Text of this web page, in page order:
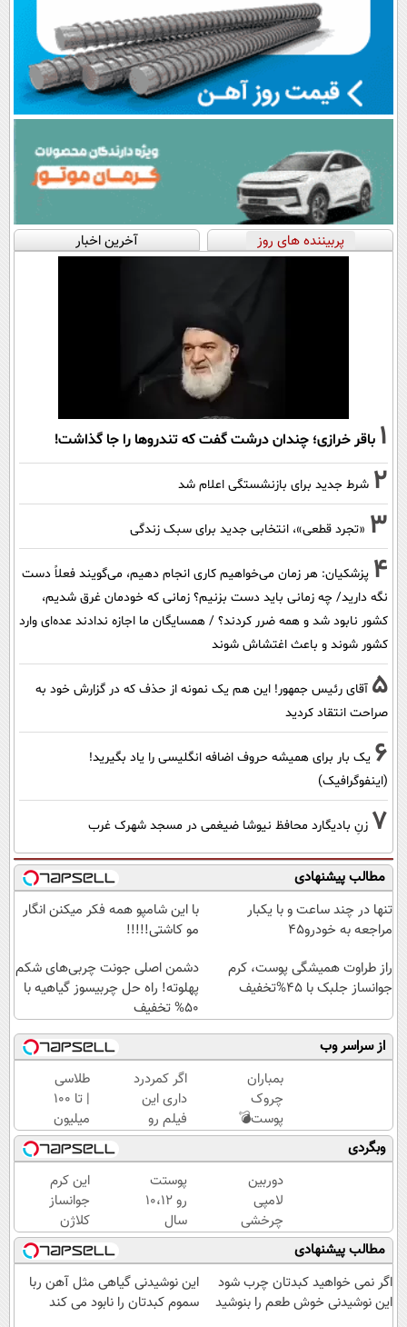
پربیننده های روز آخرین اخبار
1 باقر خرازی؛ چندان درشت گفت که تندروها را جا گذاشت!
2 شرط جدید برای بازنشستگی اعلام شد
3 «تجرد قطعی»، انتخابی جدید برای سبک زندگی
4 پزشکیان: هر زمان می‌خواهیم کاری انجام دهیم، می‌گویند فعلاً دست
نگه دارید/ چه زمانی باید دست بزنیم؟ زمانی که خودمان غرق شدیم،
کشور نابود شد و همه ضرر کردند؟ / همسایگان ما اجازه ندادند عده‌ای وارد
کشور شوند و باعث اغتشاش شوند
5 آقای رئیس جمهور! این هم یک نمونه از حذف که در گزارش خود به
صراحت انتقاد کردید
6 یک بار برای همیشه حروف اضافه انگلیسی را یاد بگیرید!
(اینفوگرافیک)
7 زنِ بادیگارد محافظ نیوشا ضیغمی در مسجد شهرک غرب
مطالب پیشنهادی
تنها در چند ساعت و با یکبار
مراجعه به خودرو45
با این شامپو همه فکر میکنن انگار
مو کاشتی!!!!!
راز طراوت همیشگی پوست، کرم
جوانساز جلبک با 45%تخفیف
دشمن اصلی جونت چربی‌های شکم
پهلوته! راه حل چربیسوز گیاهیه با
50% تخفیف
از سراسر وب
بمباران
چروک
پوست💣
با
جوانساز
جلبک
(تخفیف
تاامشب)
اگر کمردرد
داری این
فیلم رو
ببین!
◗پرسش‌نامه
رو پر کن◖
طلاسی
| تا 100
میلیون
وام
آنی
خرید
طلا💰
ثبت
نام
کن!
وبگردی
دوربین
لامپی
چرخشی
360
درجه
فقط
امروز
پوستت
رو 10،12
سال
جوان
کن
(تخفیف
تا
این کرم
جوانساز
کلاژن
سازی
پوست
رو
3برابر
مطالب پیشنهادی
اگر نمی خواهید کبدتان چرب شود
این نوشیدنی خوش طعم را بنوشید
این نوشیدنی گیاهی مثل آهن ربا
سموم کبدتان را نابود می کند